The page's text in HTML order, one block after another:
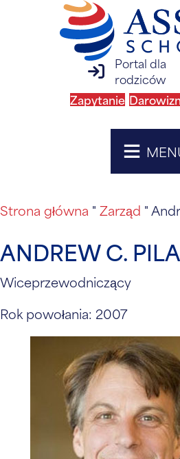
logowanie do
Portal dla
rodziców
Zapytanie
Strona główna " Zarząd "
ANDREW C.
Wiceprzewodniczący
Rok powołania: 2007